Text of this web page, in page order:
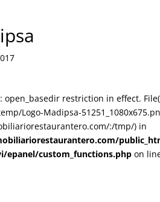
open_basedir restriction in effect.
Logo-Madipsa-
:/tmp/) in
epanel/custom_functions.php on